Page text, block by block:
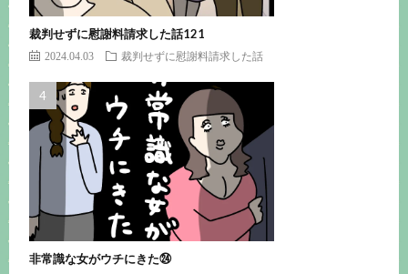
裁判せずに慰謝料請求した話121
2024.04.03 裁判せずに慰謝料請求した話
非常識な女がウチにきた㉔